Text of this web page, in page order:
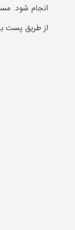
انجام شود.
از طریق پست